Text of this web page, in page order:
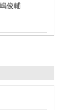
俊輔